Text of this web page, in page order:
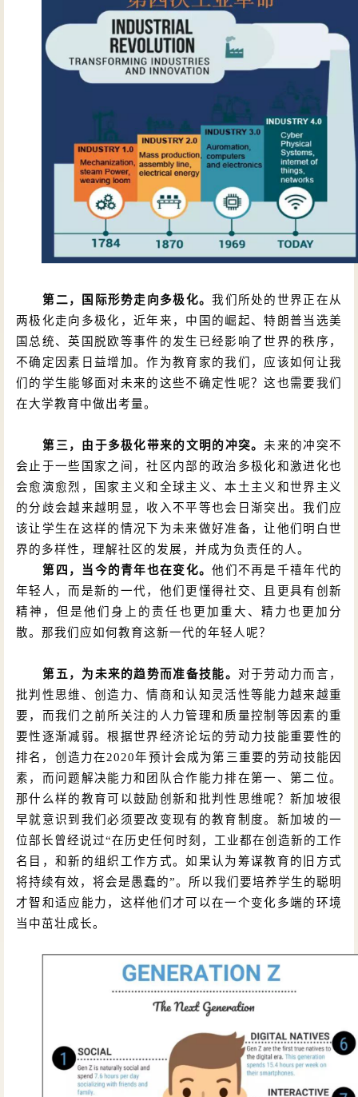
第二，国际形势走向多极化。我们所处的世界正在从
两极化走向多极化，近年来，中国的崛起、特朗普当选美
国总统、英国脱欧等事件的发生已经影响了世界的秩序，
不确定因素日益增加。作为教育家的我们，应该如何让我
们的学生能够面对未来的这些不确定性呢？这也需要我们
在大学教育中做出考量。
第三，由于多极化带来的文明的冲突。 未来的冲突不
会止于一些国家之间，社区内部的政治多极化和激进化也
会愈演愈烈，国家主义和全球主义、本土主义和世界主义
的分歧会越来越明显，收入不平等也会日渐突出。我们应
该让学生在这样的情况下为未来做好准备，让他们明白世
界的多样性，理解社区的发展，并成为负责任的人。
第四，当今的青年也在变化。他们不再是千禧年代的
年轻人，而是新的一代，他们更懂得社交、且更具有创新
精神，但是他们身上的责任也更加重大、精力也更加分
散。那我们应如何教育这新一代的年轻人呢？
第五，为未来的趋势而准备技能。 对于劳动力而言，
批判性思维、创造力、情商和认知灵活性等能力越来越重
要，而我们之前所关注的人力管理和质量控制等因素的重
要性逐渐减弱。根据世界经济论坛的劳动力技能重要性的
排名，创造力在2020年预计会成为第三重要的劳动技能因
素，而问题解决能力和团队合作能力排在第一、第二位。
那什么样的教育可以鼓励创新和批判性思维呢？新加坡很
早就意识到我们必须要改变现有的教育制度。新加坡的一
位部长曾经说过“在历史任何时刻，工业都在创造新的工作
名目，和新的组织工作方式。如果认为筹谋教育的旧方式
将持续有效，将会是愚蠢的”。 所以我们要培养学生的聪明
才智和适应能力，这样他们才可以在一个变化多端的环境
当中茁壮成长。